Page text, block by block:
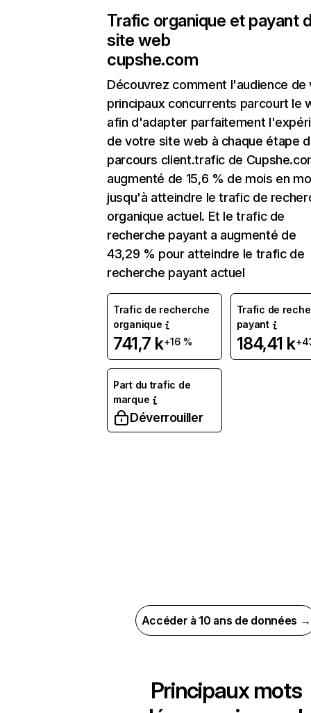
Trafic organique et payant
site web
cupshe.com
Découvrez comment l'audience de
principaux concurrents parcourt le
afin d'adapter parfaitement
de votre site web à chaque étape
parcours client.trafic de
augmenté de 15,6 % de mois en
jusqu'à atteindre le trafic de
organique actuel. Et le trafic de
recherche payant a augmenté de
43,29 % pour atteindre le trafic de
recherche payant actuel
Trafic de recherche
organique
741,7 k+16 %
Trafic de
payant
184,41 k
Part du trafic de
marque
Déverrouiller
Accéder à 10 ans de données →
Principaux mots